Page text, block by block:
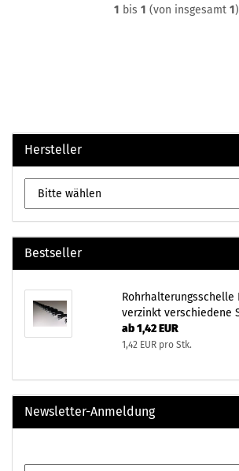
1 bis 1 (von insgesamt 1)
Hersteller
Bestseller
Rohrhalterungsschelle
verzinkt verschiedene
ab 1,42 EUR
1,42 EUR pro Stk.
Newsletter-Anmeldung